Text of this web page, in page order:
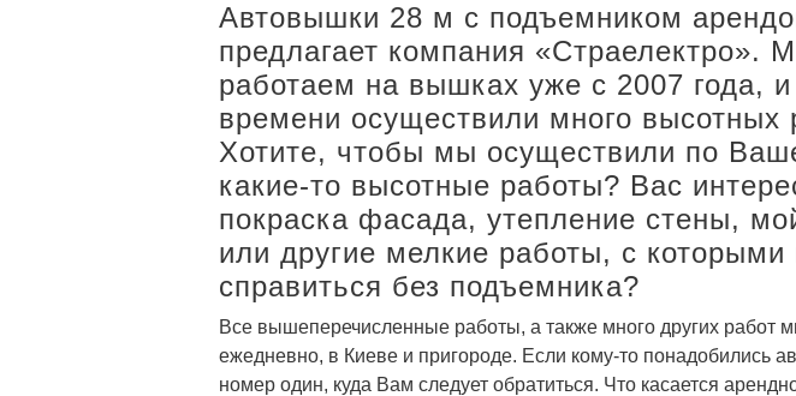
Автовышки 28 м с подъемником
предлагает компания «Страелектро».
работаем на вышках уже с 2007 года, и
времени осуществили много высотных
Хотите, чтобы мы осуществили по
какие-то высотные работы? Вас
покраска фасада, утепление стены,
или другие мелкие работы, с которыми
справиться без подъемника?
Все вышеперечисленные работы, а также много других работ
ежедневно, в Киеве и пригороде. Если кому-то понадобились
номер один, куда Вам следует обратиться. Что касается